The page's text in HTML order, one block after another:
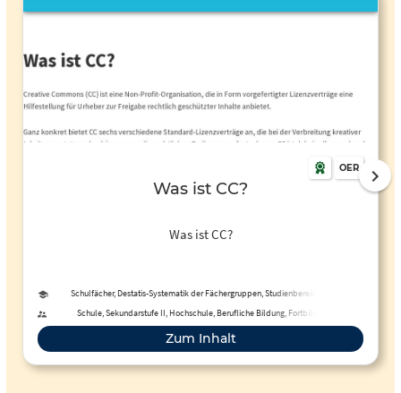
OER
Was ist CC?
Was ist CC?
Schulfächer, Destatis-Systematik der Fächergruppen, Studienbereiche und
Schule, Sekundarstufe II, Hochschule, Berufliche Bildung, Fortbildung,
Erwachsenenbildung, Fernunterricht
Zum Inhalt